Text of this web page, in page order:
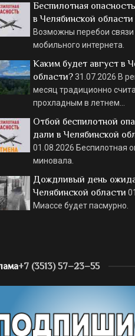
Беспилотная
в Челябинской области
Возможны перебои связи
мобильного интернета.
Каким будет август в
области?31.07.2026 В
месяц традиционно
прохладным в летнем…
Отбой беспилотной
дали в Челябинской
01.08.2026 Беспилотная
миновала.
Дождливый день
Челябинской области
Миассе будет пасмурно.
+7 (3513) 57–23–55